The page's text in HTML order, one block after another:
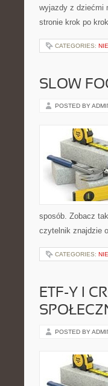
wyjazdy z dziećmi
stronie krok po
CATEGORIES:
SLOW
POSTED BY
sposób. Zobacz
czytelnik znajdzie
CATEGORIES:
ETF-Y I
POSTED BY